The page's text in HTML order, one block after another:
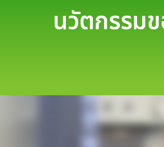
นวัตกรรมข